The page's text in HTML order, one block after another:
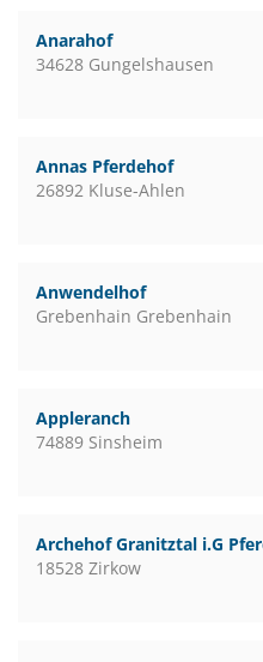
Anarahof
34628 Gungelshausen
Annas Pferdehof
26892 Kluse-Ahlen
Anwendelhof
Grebenhain Grebenhain
Appleranch
74889 Sinsheim
Archehof Granitztal i.G
18528 Zirkow